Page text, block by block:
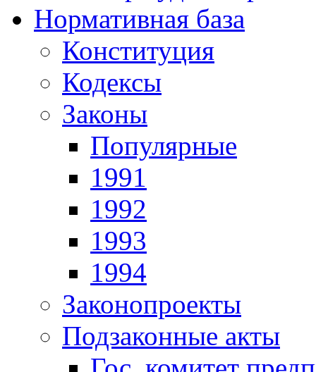
Нормативная база
Конституция
Кодексы
Законы
Популярные
1991
1992
1993
1994
Законопроекты
Подзаконные акты